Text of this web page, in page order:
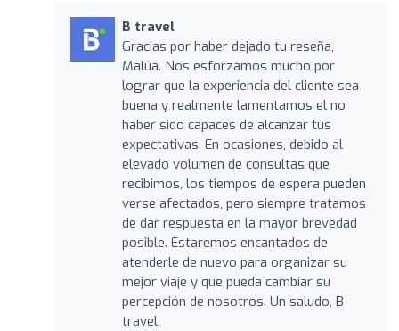
B travel
Gracias por haber dejado tu reseña,
Malúa. Nos esforzamos mucho por
lograr que la experiencia del cliente sea
buena y realmente lamentamos el no
haber sido capaces de alcanzar tus
expectativas. En ocasiones, debido al
elevado volumen de consultas que
recibimos, los tiempos de espera pueden
verse afectados, pero siempre tratamos
de dar respuesta en la mayor brevedad
posible. Estaremos encantados de
atenderle de nuevo para organizar su
mejor viaje y que pueda cambiar su
percepción de nosotros. Un saludo, B
travel.